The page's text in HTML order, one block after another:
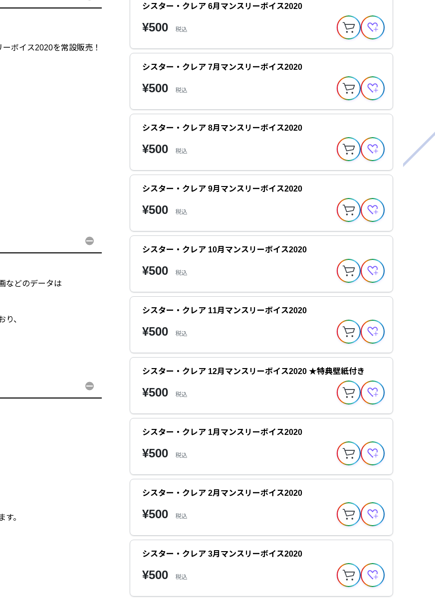
シスター・クレア 6月マンスリーボイス2020
¥500 税込
シスター・クレア 7月マンスリーボイス2020
¥500 税込
シスター・クレア 8月マンスリーボイス2020
¥500 税込
シスター・クレア 9月マンスリーボイス2020
¥500 税込
シスター・クレア 10月マンスリーボイス2020
¥500 税込
シスター・クレア 11月マンスリーボイス2020
¥500 税込
シスター・クレア 12月マンスリーボイス2020 ★特典壁紙付き
¥500 税込
シスター・クレア 1月マンスリーボイス2020
¥500 税込
シスター・クレア 2月マンスリーボイス2020
¥500 税込
シスター・クレア 3月マンスリーボイス2020
¥500 税込
ボイス2020を常設販売！
などのデータは
り、
。